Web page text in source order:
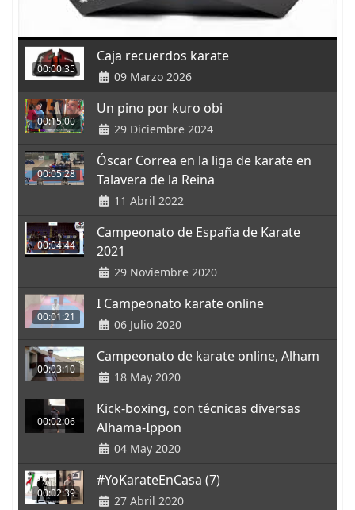
00:00:35
Caja recuerdos karate
09 Marzo 2026
00:15:00
Un pino por kuro obi
29 Diciembre 2024
00:05:28
Óscar Correa en la liga de karate en
Talavera de la Reina
11 Abril 2022
00:04:44
Campeonato de España de Karate
2021
29 Noviembre 2020
00:01:21
I Campeonato karate online
06 Julio 2020
00:03:10
Campeonato de karate online, Alham
18 May 2020
00:02:06
Kick-boxing, con técnicas diversas
Alhama-Ippon
04 May 2020
00:02:39
#YoKarateEnCasa (7)
27 Abril 2020